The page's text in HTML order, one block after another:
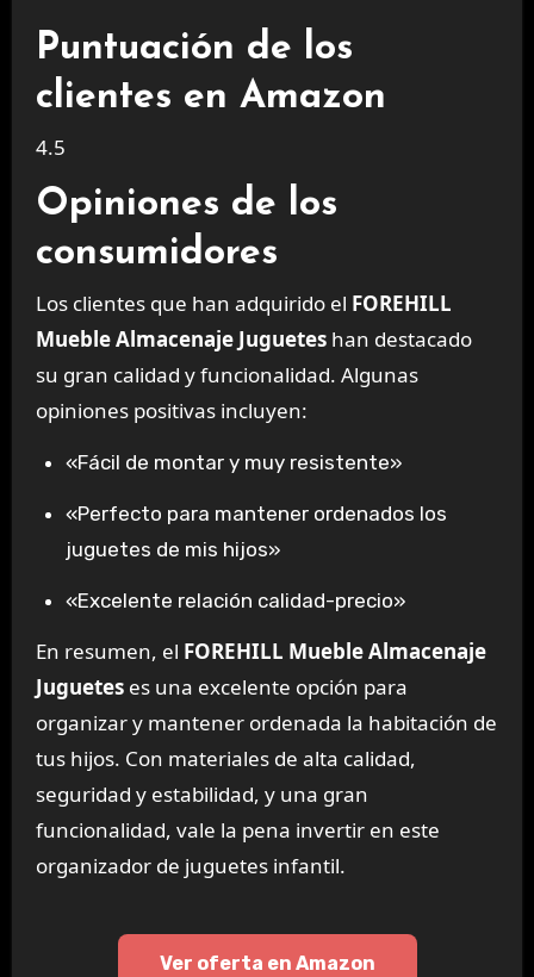
Puntuación de los
clientes en Amazon
4.5
Opiniones de los
consumidores
Los clientes que han adquirido el FOREHILL
Mueble Almacenaje Jugueteshan destacado
su gran calidad y funcionalidad. Algunas
opiniones positivas incluyen:
«Fácil de montar y muy resistente»
«Perfecto para mantener ordenados los
juguetes de mis hijos»
«Excelente relación calidad-precio»
En resumen, el FOREHILL Mueble Almacenaje
Jugueteses una excelente opción para
organizar y mantener ordenada la habitación de
tus hijos. Con materiales de alta calidad,
seguridad y estabilidad, y una gran
funcionalidad, vale la pena invertir en este
organizador de juguetes infantil.
Ver oferta en Amazon